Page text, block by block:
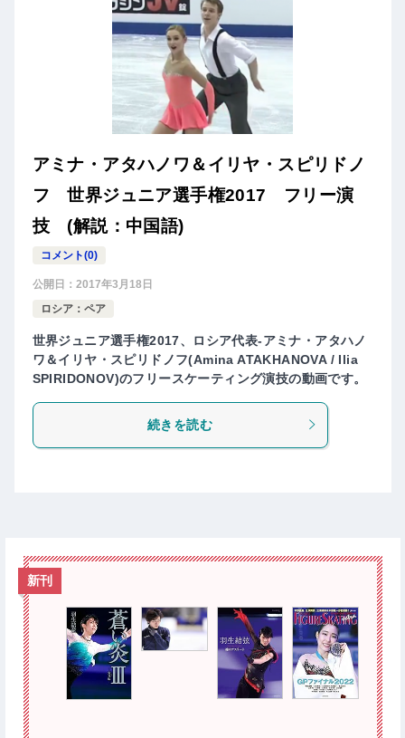
アミナ・アタハノワ＆イリヤ・スピリドノ
フ 世界ジュニア選手権2017 フリー演
技 (解説：中国語)
コメント(0)
公開日： 2017年3月18日
ロシア：ペア
世界ジュニア選手権2017、ロシア代表-アミナ・アタハノ
ワ＆イリヤ・スピリドノフ(Amina ATAKHANOVA / Ilia
SPIRIDONOV)のフリースケーティング演技の動画です。
続きを読む
新刊